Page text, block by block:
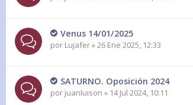
Venus 14/01/2025
por Lujafer» 26 Ene 2025, 12:33
SATURNO. Oposición 2024
por juanluison » 14 Jul 2024, 10:11